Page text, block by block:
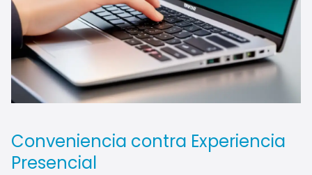
Conveniencia contra Experiencia
Presencial